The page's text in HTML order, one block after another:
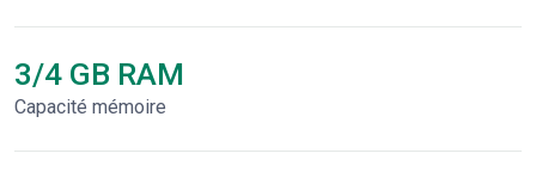
3/4 GB RAM
Capacité mémoire